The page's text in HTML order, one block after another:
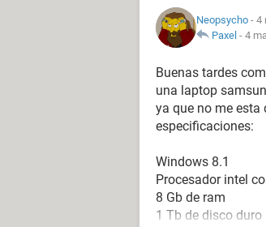
Neopsycho - 4
Paxel - 4
Buenas tardes
una laptop
ya que no me esta
especificaciones:
Windows 8.1
Procesador intel
8 Gb de ram
1 Tb de disco